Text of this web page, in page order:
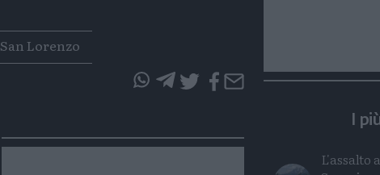
San Lorenzo
su su
I
L'assalto